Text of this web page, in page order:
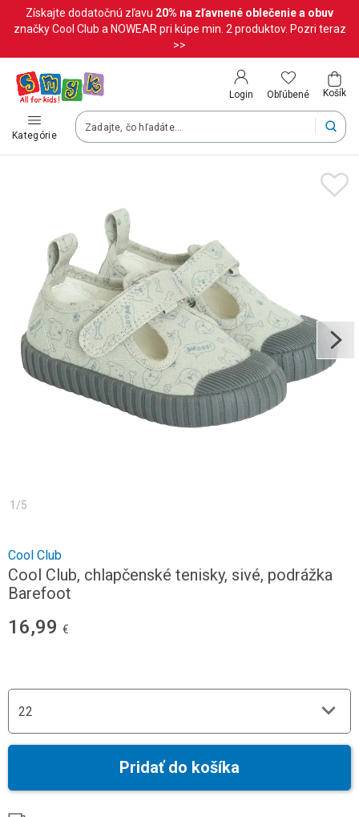
Získajte dodatočnú zľavu 20% na zľavnené oblečenie a obuv
značky Cool Club a NOWEAR pri kúpe min. 2 produktov. Pozri teraz
>>
Login Obľúbené Košík
Kategórie
Krajina a jazyk
Vyberte krajinu
Slovenská republika (Slovenský)
Vaše objednávky doručíme na území vybranej krajiny.
Slovenčina
Po zmene krajiny môžu byť niektoré produkty z vášho košíka
Uložiť
1 /5
Cool Club
Cool Club, chlapčenské tenisky, sivé, podrážka
Barefoot
16,99 €
22
Pridať do košíka